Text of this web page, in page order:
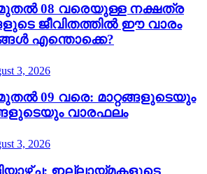
മുതൽ 08 വരെയുള്ള നക്ഷത്ര
ജീവിതത്തിൽ ഈ വാരം
എന്തൊക്കെ?
3, 2026
മുതൽ 09 വരെ: മാറ്റങ്ങളുടെയും
വാരഫലം
3, 2026
ഇല്ലായ്മകളുടെ